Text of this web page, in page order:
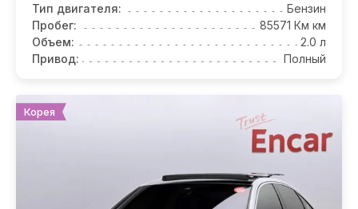
Тип двигателя:
Бензин
Пробег:
85571 Км км
Объем:
2.0 л
Привод:
Полный
Корея